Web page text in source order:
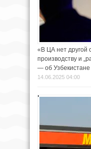
«В ЦА нет другой
производству и
— об Узбекистане
14.06.2025 04:00